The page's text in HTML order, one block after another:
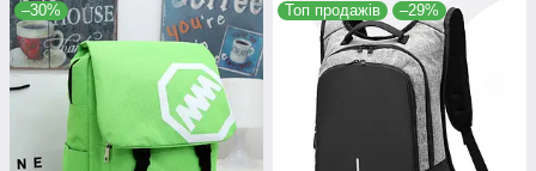
–30% Топ продажів –29%